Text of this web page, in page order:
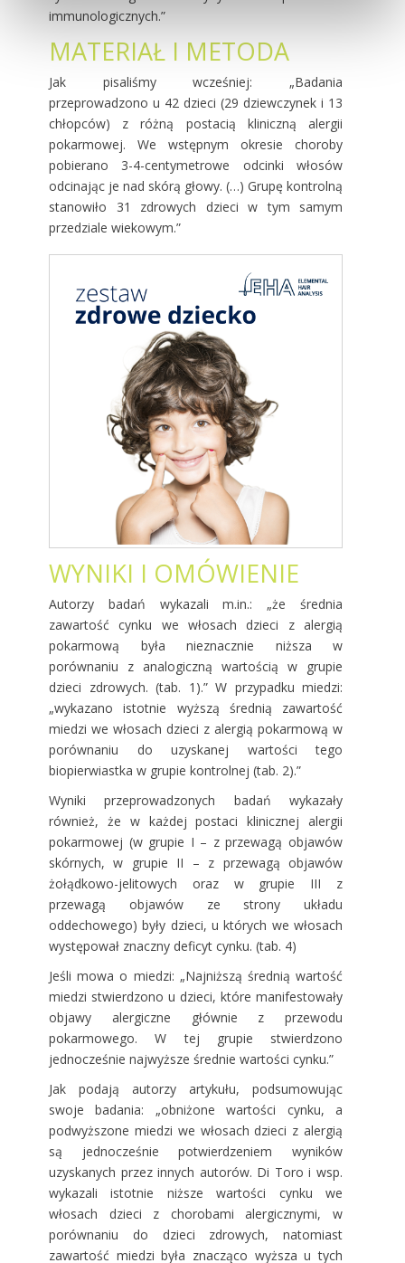
immunologicznych.”
MATERIAŁ I METODA
Jak pisaliśmy wcześniej: „Badania
przeprowadzono u 42 dzieci (29 dziewczynek i 13
chłopców) z różną postacią kliniczną alergii
pokarmowej. We wstępnym okresie choroby
pobierano 3-4-centymetrowe odcinki włosów
odcinając je nad skórą głowy. (…) Grupę kontrolną
stanowiło 31 zdrowych dzieci w tym samym
przedziale wiekowym.”
WYNIKI I OMÓWIENIE
Autorzy badań wykazali m.in.: „że średnia
zawartość cynku we włosach dzieci z alergią
pokarmową była nieznacznie niższa w
porównaniu z analogiczną wartością w grupie
dzieci zdrowych. (tab. 1).” W przypadku miedzi:
„wykazano istotnie wyższą średnią zawartość
miedzi we włosach dzieci z alergią pokarmową w
porównaniu do uzyskanej wartości tego
biopierwiastka w grupie kontrolnej (tab. 2).”
Wyniki przeprowadzonych badań wykazały
również, że w każdej postaci klinicznej alergii
pokarmowej (w grupie I – z przewagą objawów
skórnych, w grupie II – z przewagą objawów
żołądkowo-jelitowych oraz w grupie III z
przewagą objawów ze strony układu
oddechowego) były dzieci, u których we włosach
występował znaczny deficyt cynku. (tab. 4)
Jeśli mowa o miedzi: „Najniższą średnią wartość
miedzi stwierdzono u dzieci, które manifestowały
objawy alergiczne głównie z przewodu
pokarmowego. W tej grupie stwierdzono
jednocześnie najwyższe średnie wartości cynku.”
Jak podają autorzy artykułu, podsumowując
swoje badania: „obniżone wartości cynku, a
podwyższone miedzi we włosach dzieci z alergią
są jednocześnie potwierdzeniem wyników
uzyskanych przez innych autorów. Di Toro i wsp.
wykazali istotnie niższe wartości cynku we
włosach dzieci z chorobami alergicznymi, w
porównaniu do dzieci zdrowych, natomiast
zawartość miedzi była znacząco wyższa u tych